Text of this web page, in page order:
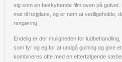
sig som en beskyttende film oven på
mat til højglans, og er nem at vedligeholde,
rengøring.
Endelig er der muligheden for
som fyr og eg for at undgå gulning og give
kombineres ofte med en efterfølgende